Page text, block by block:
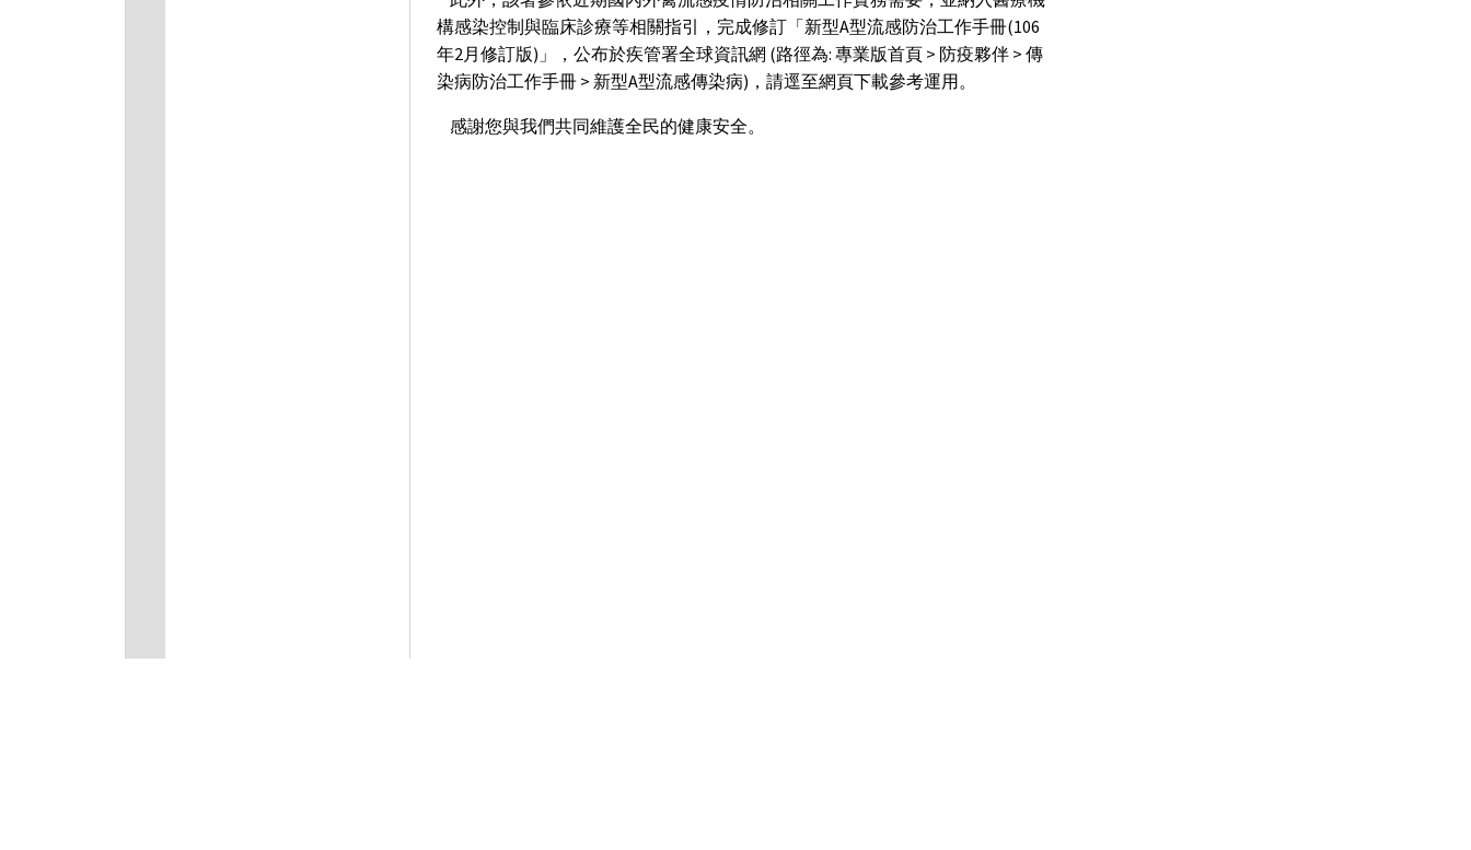
構感染控制與臨床診療等相關指引，完成修訂「新型A型流感防治工作手冊(106
年2月修訂版)」，公布於疾管署全球資訊網 (路徑為: 專業版首頁 > 防疫夥伴 > 傳
染病防治工作手冊 > 新型A型流感傳染病)，請逕至網頁下載參考運用。
感謝您與我們共同維護全民的健康安全。